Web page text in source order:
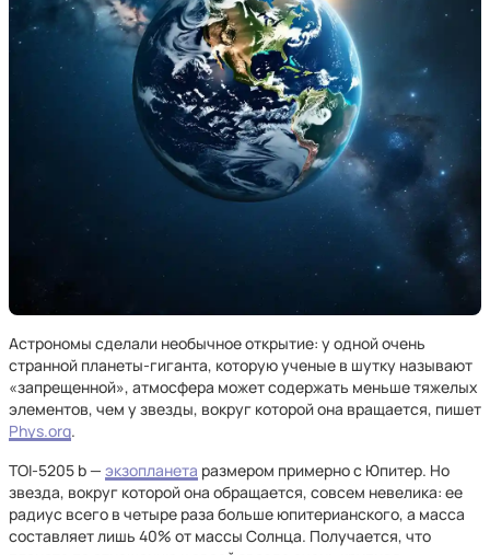
Астрономы сделали необычное открытие: у одной очень
странной планеты-гиганта, которую ученые в шутку называют
«запрещенной», атмосфера может содержать меньше тяжелых
элементов, чем у звезды, вокруг которой она вращается, пишет
Phys.org.
TOI-5205 b — экзопланета размером примерно с Юпитер. Но
звезда, вокруг которой она обращается, совсем невелика: ее
радиус всего в четыре раза больше юпитерианского, а масса
составляет лишь 40% от массы Солнца. Получается, что